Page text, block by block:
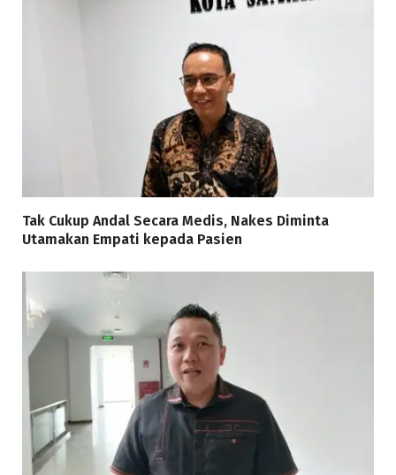
Tak Cukup Andal Secara Medis, Nakes Diminta
Utamakan Empati kepada Pasien